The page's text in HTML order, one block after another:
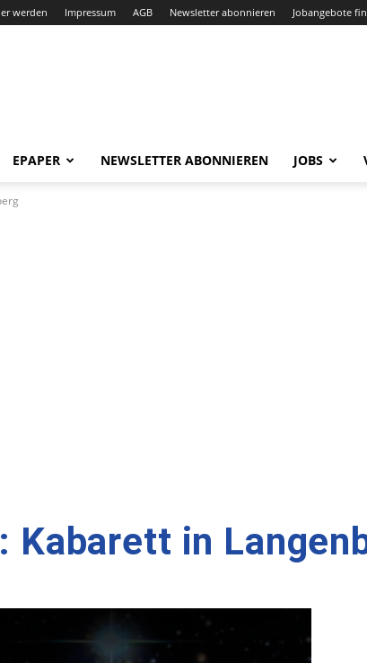
werden Impressum AGB Newsletter abonnieren Jobangebote
EPAPER NEWSLETTER ABONNIEREN JOBS
Kabarett in